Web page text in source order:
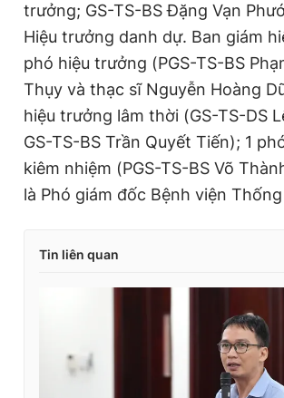
trưởng; GS-TS-BS Đặng Vạn
Hiệu trưởng danh dự. Ban giám
phó hiệu trưởng (PGS-TS-BS
Thụy và thạc sĩ Nguyễn Hoàng
hiệu trưởng lâm thời (GS-TS-DS
GS-TS-BS Trần Quyết Tiến); 1
kiêm nhiệm (PGS-TS-BS Võ
là Phó giám đốc Bệnh viện
Tin liên quan